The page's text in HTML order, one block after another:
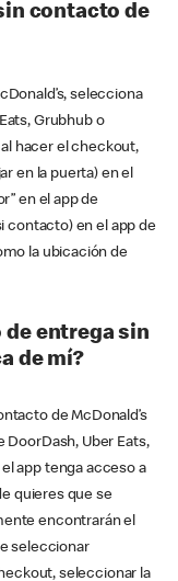
contacto de
selecciona
Grubhub o
hacer el checkout,
en la puerta) en el
en el app de
contacto) en el app de
la ubicación de
entrega sin
de mí?
de McDonald’s
Uber Eats,
app tenga acceso a
quieres que se
encontrarán el
seleccionar
seleccionar la